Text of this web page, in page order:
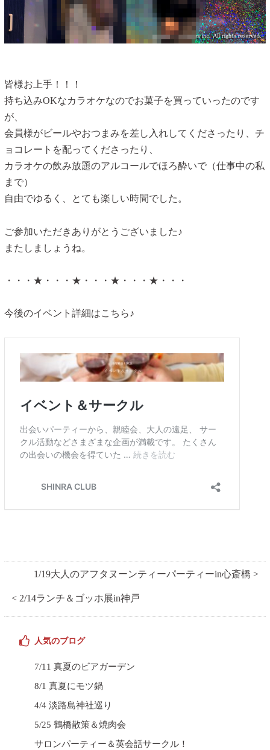
皆様お上手！！！
持ち込みOKなカラオケなのでお菓子を買っていったのです
が、
会員様がビールやおつまみを差し入れしてくださったり、チ
ョコレートを配ってくださったり、
カラオケの飲み放題のアルコールでほろ酔いで（仕事中の私
まで）
自由でゆるく、とても楽しい時間でした。
ご参加いただきありがとうございました♪
またしましょうね。
・・・★・・・★・・・★・・・★・・・
今後のイベント詳細はこちら♪
1/19大人のアフタヌーンティーパーティーin心斎橋 >
< 2/14ランチ＆ゴッホ展in神戸
人気のブログ
7/11 真夏のビアガーデン
8/1 真夏にモツ鍋
4/4 淡路島神社巡り
5/25 鶴橋散策＆焼肉会
サロンパーティー＆英会話サークル！